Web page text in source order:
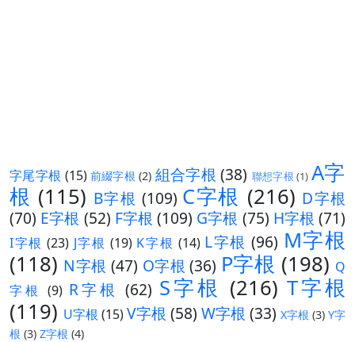
字尾字根 (15) 前綴字根 (2) 組合字根 (38) 聯想字根 (1) A字
根 (115) B字根 (109) C字根 (216) D字根
(70) E字根 (52) F字根 (109) G字根 (75) H字根 (71)
I字根 (23) J字根 (19) K字根 (14) L字根 (96) M字根
(118) N字根 (47) O字根 (36) P字根 (198) Q
字根 (9) R字根 (62) S字根 (216) T字根
(119) U字根 (15)V字根 (58) W字根 (33) X字根 (3) Y字
根 (3) Z字根 (4)